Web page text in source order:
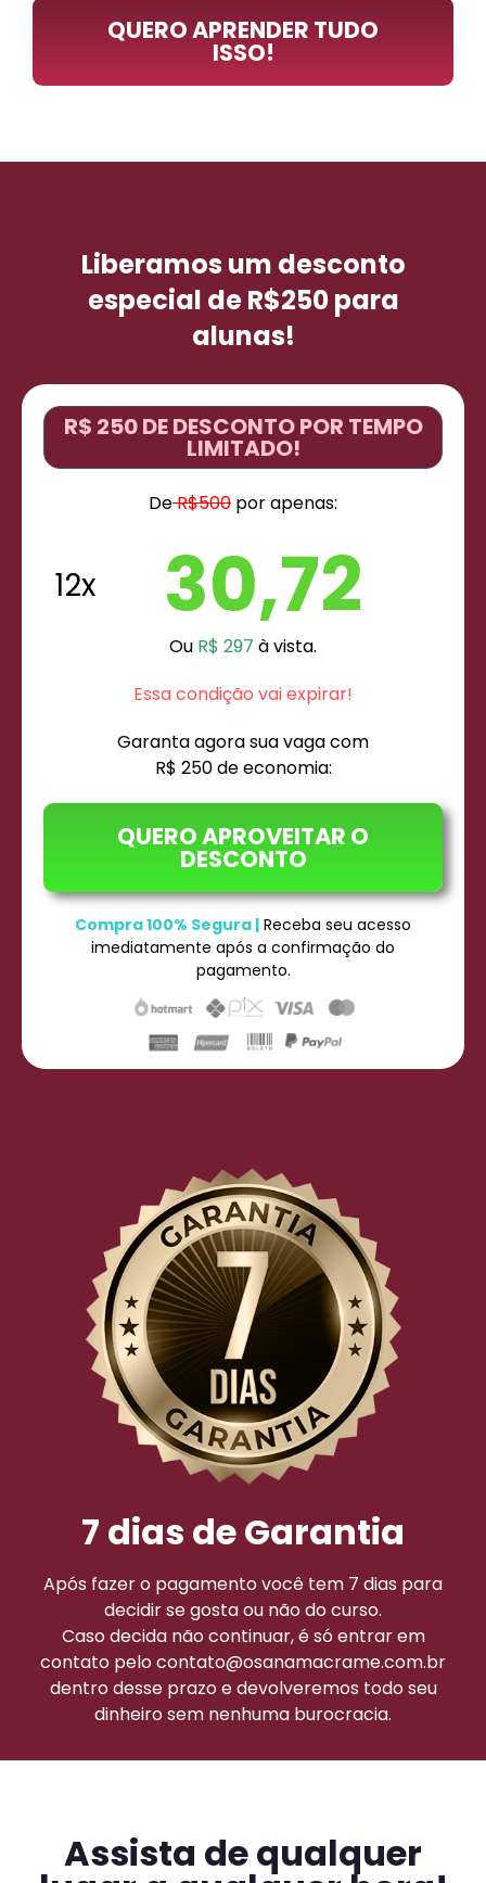
QUERO APRENDER TUDO
ISSO!
Liberamos um desconto
especial de R$250 para
alunas!
R$ 250 DE DESCONTO POR TEMPO
LIMITADO!
DeR$500 por apenas:
12x 30,72
Ou R$ 297 à vista.
Essa condição vai expirar!
Garanta agora sua vaga com
R$ 250 de economia:
QUERO APROVEITAR O
DESCONTO
Compra 100% Segura | Receba seu acesso
imediatamente após a confirmação do
pagamento.
7 dias de Garantia
Após fazer o pagamento você tem 7 dias para
decidir se gosta ou não do curso.
Caso decida não continuar, é só entrar em
contato pelo contato@osanamacrame.com.br
dentro desse prazo e devolveremos todo seu
dinheiro sem nenhuma burocracia.
Assista de qualquer